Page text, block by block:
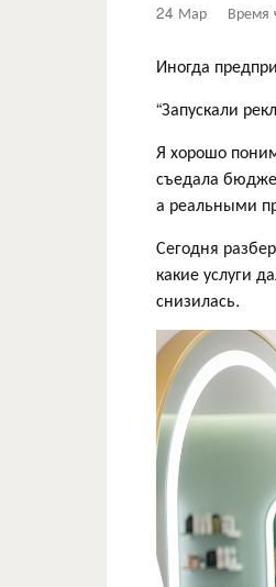
24 Мар Время
Иногда
“Запускали
Я хорошо
съедала
а реальными
Сегодня
какие услуги
снизилась.